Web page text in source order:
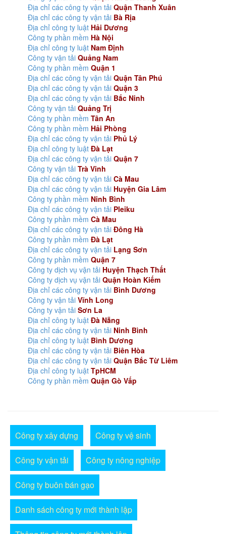
Địa chỉ các công ty vận tải Quận Thanh Xuân
Địa chỉ các công ty vận tải Bà Rịa
Địa chỉ công ty luật Hải Dương
Công ty phần mềm Hà Nội
Địa chỉ công ty luật Nam Định
Công ty vận tải Quảng Nam
Công ty phần mềm Quận 1
Địa chỉ các công ty vận tải Quận Tân Phú
Địa chỉ các công ty vận tải Quận 3
Địa chỉ các công ty vận tải Bắc Ninh
Công ty vận tải Quảng Trị
Công ty phần mềm Tân An
Công ty phần mềm Hải Phòng
Địa chỉ các công ty vận tải Phủ Lý
Địa chỉ công ty luật Đà Lạt
Địa chỉ các công ty vận tải Quận 7
Công ty vận tải Trà Vinh
Địa chỉ các công ty vận tải Cà Mau
Địa chỉ các công ty vận tải Huyện Gia Lâm
Công ty phần mềm Ninh Bình
Địa chỉ các công ty vận tải Pleiku
Công ty phần mềm Cà Mau
Địa chỉ các công ty vận tải Đông Hà
Công ty phần mềm Đà Lạt
Địa chỉ các công ty vận tải Lạng Sơn
Công ty phần mềm Quận 7
Công ty dịch vụ vận tải Huyện Thạch Thất
Công ty dịch vụ vận tải Quận Hoàn Kiếm
Địa chỉ các công ty vận tải Bình Dương
Công ty vận tải Vĩnh Long
Công ty vận tải Sơn La
Địa chỉ công ty luật Đà Nẵng
Địa chỉ các công ty vận tải Ninh Bình
Địa chỉ công ty luật Bình Dương
Địa chỉ các công ty vận tải Biên Hòa
Địa chỉ các công ty vận tải Quận Bắc Từ Liêm
Địa chỉ công ty luật TpHCM
Công ty phần mềm Quận Gò Vấp
Công ty xây dựng Công ty vệ sinh
Công ty vận tải Công ty nông nghiệp
Công ty buôn bán gạo
Danh sách công ty mới thành lập